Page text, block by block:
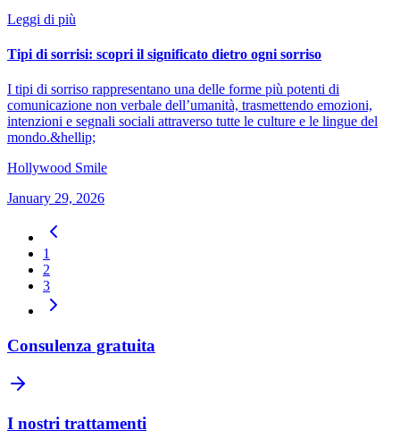
Leggi di più
Tipi di sorrisi: scopri il significato dietro ogni sorriso
I tipi di sorriso rappresentano una delle forme più potenti di
comunicazione non verbale dell’umanità, trasmettendo emozioni,
intenzioni e segnali sociali attraverso tutte le culture e le lingue del
mondo.&hellip;
Hollywood Smile
January 29, 2026
1
2
3
Consulenza gratuita
I nostri trattamenti